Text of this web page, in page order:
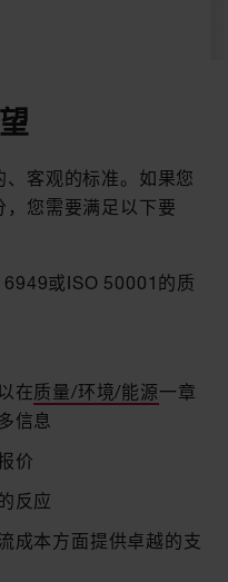
客观的标准。如果您
您需要满足以下要
或ISO 50001的质
在质量/环境/能源一章
信息
价
反应
成本方面提供卓越的支